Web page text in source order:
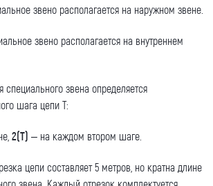
звено располагается на наружном звене.
звено располагается на внутреннем
специального звена определяется
шага цепи Т:
2(Т) – на каждом втором шаге.
цепи составляет 5 метров, но кратна длине
Компания
Ваш e-mail (обязательно)